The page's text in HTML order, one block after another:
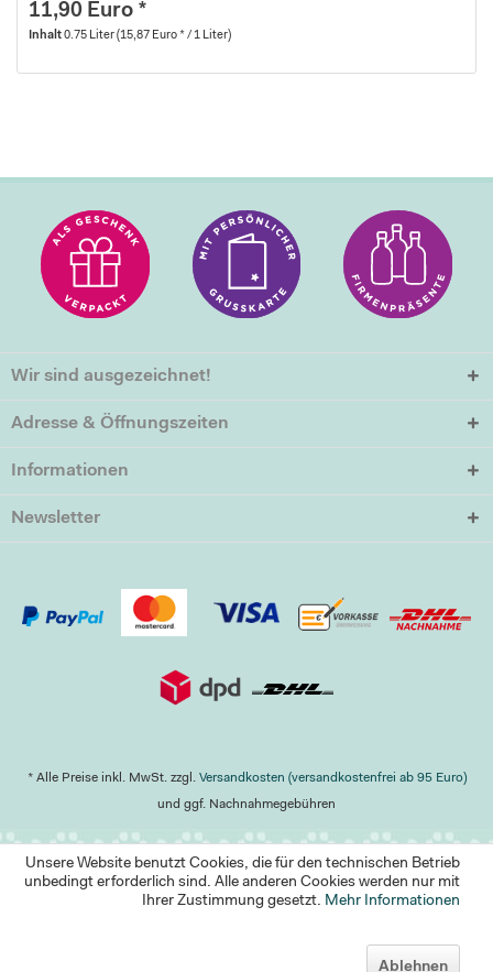
11,90 Euro *
Inhalt0.75 Liter(15,87 Euro * / 1 Liter)
Wir sind ausgezeichnet!
Adresse & Öffnungszeiten
Informationen
Newsletter
* Alle Preise inkl. MwSt. zzgl. Versandkosten (versandkostenfrei ab 95 Euro)
und ggf. Nachnahmegebühren
Unsere Website benutzt Cookies, die für den technischen Betrieb
unbedingt erforderlich sind. Alle anderen Cookies werden nur mit
Ihrer Zustimmung gesetzt. Mehr Informationen
Ablehnen